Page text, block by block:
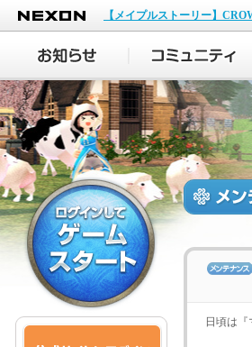
NEXON
【メイプルストーリー】
日頃は